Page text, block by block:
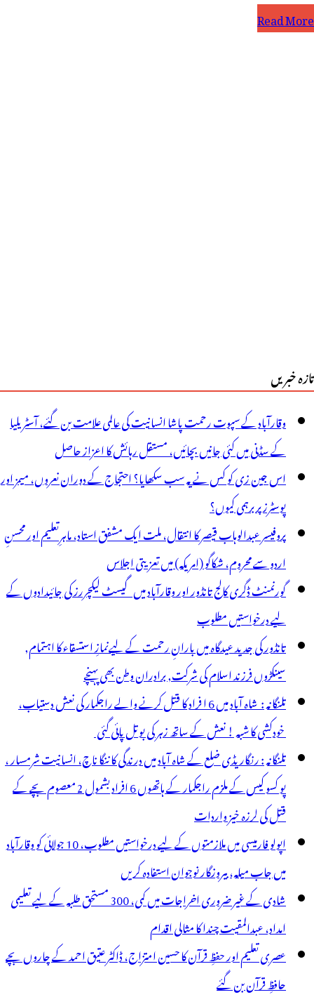
پکوان
Read More
تازہ خبریں
وقارآباد کے سپوت رحمت پاشا انسانیت کی عالمی علامت بن گئے، آسٹریلیا
کے سڈنی میں کئی جانیں بچائیں، مستقل رہائش کا اعزاز حاصل
اس جین زی کو کس نے یہ سب سکھایا؟ احتجاج کے دوران نعروں، میمز اور
پوسٹرز پر برہمی کیوں؟
پروفیسر عبدالوہاب قیصر کا انتقال، ملت ایک مشفق استاد، ماہرِتعلیم اور محسنِ
اردو سے محروم، شکاگو (امریکہ) میں تعزیتی اجلاس
گورنمنٹ ڈگری کالج تانڈور اور وقارآباد میں گیسٹ لیکچررز کی جائیدادوں کے
لیے درخواستیں مطلوب
تانڈور کی جدید عیدگاہ میں بارانِ رحمت کے لیےنمازِ استسقاء کا اہتمام,
سینکڑوں فرزند اسلام کی شرکت, برادران وطن بھی پہنچے
تلنگانہ : شاہ آباد میں 6 ا فراد کا قتل کرنے والے راجکمار کی نعش دستیاب،
خودکشی کا شبہ ! نعش کے ساتھ زہر کی بوتل پائی گئی
تلنگانہ : رنگاریڈی ضلع کے شاہ آباد میں درندگی کا ننگا ناچ، انسانیت شرمسار ،
پو کسو کیس کے ملزم راجکمار کے ہاتھوں 6 افراد بشمول 2 معصوم بچے کے
قتل کی لرزہ خیز واردات
اپولو فارمیسی میں ملازمتوں کے لیے درخواستیں مطلوب، 10 جولائی کو وقارآباد
میں جاب میلہ، بیروزگار نوجوان استفادہ کریں
شادی کے غیر ضروری اخراجات میں کمی، 300 مستحق طلبہ کے لیے تعلیمی
امداد، عبدالمقیت چندا کا مثالی اقدام
عصری تعلیم اور حفظِ قرآن کا حسین امتزاج، ڈاکٹر عتیق احمد کے چاروں بچے
حافظِ قرآن بن گئے